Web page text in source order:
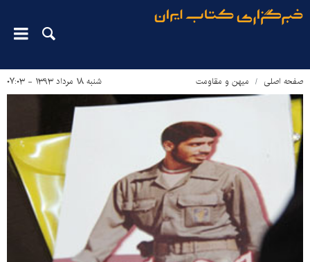
صفحه اصلی میهن و مقاومت شنبه ۱۸ مرداد ۱۳۹۳ - ۰۷:۰۳